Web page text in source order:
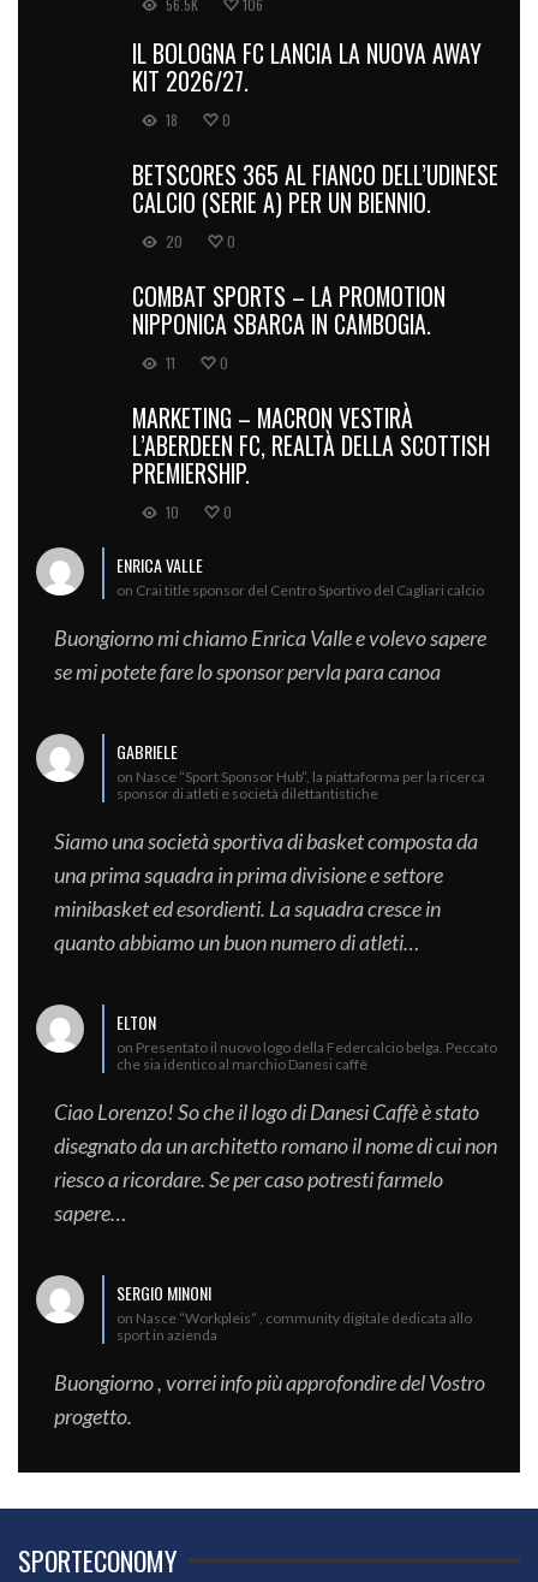
IL BOLOGNA FC LANCIA LA NUOVA AWAY
KIT 2026/27.
18 0
BETSCORES 365 AL FIANCO DELL’UDINESE
CALCIO (SERIE A) PER UN BIENNIO.
20 0
COMBAT SPORTS – LA PROMOTION
NIPPONICA SBARCA IN CAMBOGIA.
11 0
MARKETING – MACRON VESTIRÀ
L’ABERDEEN FC, REALTÀ DELLA SCOTTISH
PREMIERSHIP.
10 0
ENRICA VALLE
on Crai title sponsor del Centro Sportivo del Cagliari calcio
Buongiorno mi chiamo Enrica Valle e volevo sapere
se mi potete fare lo sponsor pervla para canoa
GABRIELE
on Nasce “Sport Sponsor Hub”, la piattaforma per la ricerca
sponsor di atleti e società dilettantistiche
Siamo una società sportiva di basket composta da
una prima squadra in prima divisione e settore
minibasket ed esordienti. La squadra cresce in
quanto abbiamo un buon numero di atleti…
ELTON
on Presentato il nuovo logo della Federcalcio belga. Peccato
che sia identico al marchio Danesi caffè
Ciao Lorenzo! So che il logo di Danesi Caffè è stato
disegnato da un architetto romano il nome di cui non
riesco a ricordare. Se per caso potresti farmelo
sapere…
SERGIO MINONI
on Nasce “Workpleis” , community digitale dedicata allo
sport in azienda
Buongiorno , vorrei info più approfondire del Vostro
progetto.
SPORTECONOMY